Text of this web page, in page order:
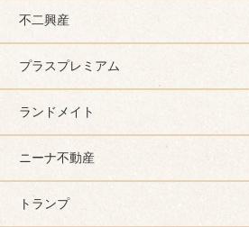
不二興産
プラスプレミアム
ランドメイト
ニーナ不動産
トランプ